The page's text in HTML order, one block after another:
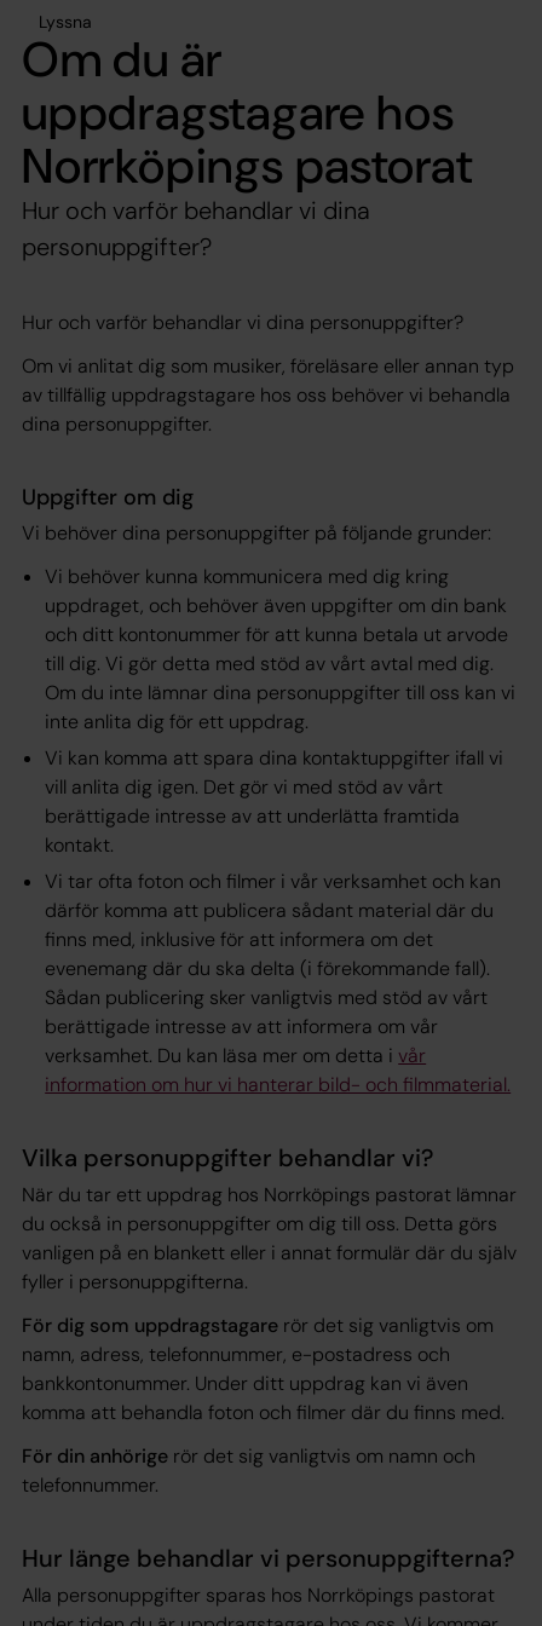
Lyssna
Om du är
uppdragstagare hos
Norrköpings pastorat
Hur och varför behandlar vi dina
personuppgifter?
Hur och varför behandlar vi dina personuppgifter?
Om vi anlitat dig som musiker, föreläsare eller annan typ
av tillfällig uppdragstagare hos oss behöver vi behandla
dina personuppgifter.
Uppgifter om dig
Vi behöver dina personuppgifter på följande grunder:
Vi behöver kunna kommunicera med dig kring
uppdraget, och behöver även uppgifter om din bank
och ditt kontonummer för att kunna betala ut arvode
till dig. Vi gör detta med stöd av vårt avtal med dig.
Om du inte lämnar dina personuppgifter till oss kan vi
inte anlita dig för ett uppdrag.
Vi kan komma att spara dina kontaktuppgifter ifall vi
vill anlita dig igen. Det gör vi med stöd av vårt
berättigade intresse av att underlätta framtida
kontakt.
Vi tar ofta foton och filmer i vår verksamhet och kan
därför komma att publicera sådant material där du
finns med, inklusive för att informera om det
evenemang där du ska delta (i förekommande fall).
Sådan publicering sker vanligtvis med stöd av vårt
berättigade intresse av att informera om vår
verksamhet. Du kan läsa mer om detta ivår
information om hur vi hanterar bild- och filmmaterial.
Vilka personuppgifter behandlar vi?
När du tar ett uppdrag hos Norrköpings pastorat lämnar
du också in personuppgifter om dig till oss. Detta görs
vanligen på en blankett eller i annat formulär där du själv
fyller i personuppgifterna.
För dig som uppdragstagare rör det sig vanligtvis om
namn, adress, telefonnummer, e-postadress och
bankkontonummer. Under ditt uppdrag kan vi även
komma att behandla foton och filmer där du finns med.
För din anhörige rör det sig vanligtvis om namn och
telefonnummer.
Hur länge behandlar vi personuppgifterna?
Alla personuppgifter sparas hos Norrköpings pastorat